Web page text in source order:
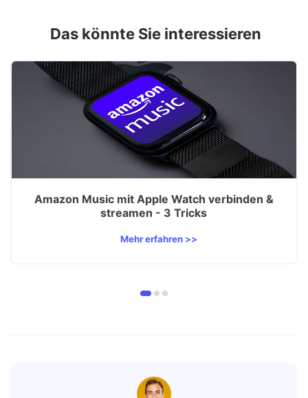
Das könnte Sie interessieren
Amazon Music mit Apple Watch verbinden &
streamen - 3 Tricks
Mehr erfahren >>